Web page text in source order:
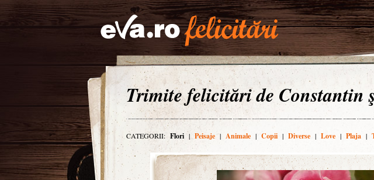
Trimite felicitări de Constantin
CATEGORII: Flori | Peisaje | Animale | Copii | Diverse | Love | Plaja |